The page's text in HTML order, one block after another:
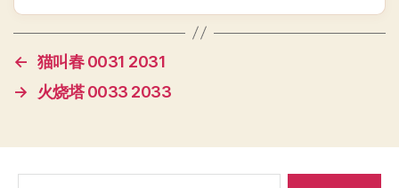
← 猫叫春 0031 2031
→
火烧塔 0033 2033